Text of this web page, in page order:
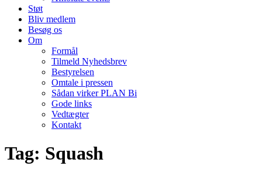
Støt
Bliv medlem
Besøg os
Om
Formål
Tilmeld Nyhedsbrev
Bestyrelsen
Omtale i pressen
Sådan virker PLAN Bi
Gode links
Vedtægter
Kontakt
Tag: Squash